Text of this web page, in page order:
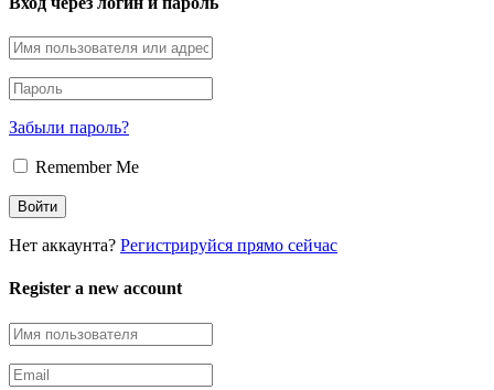
Забыли пароль?
Remember Me
Нет аккаунта? Регистрируйся прямо сейчас
Register a new account